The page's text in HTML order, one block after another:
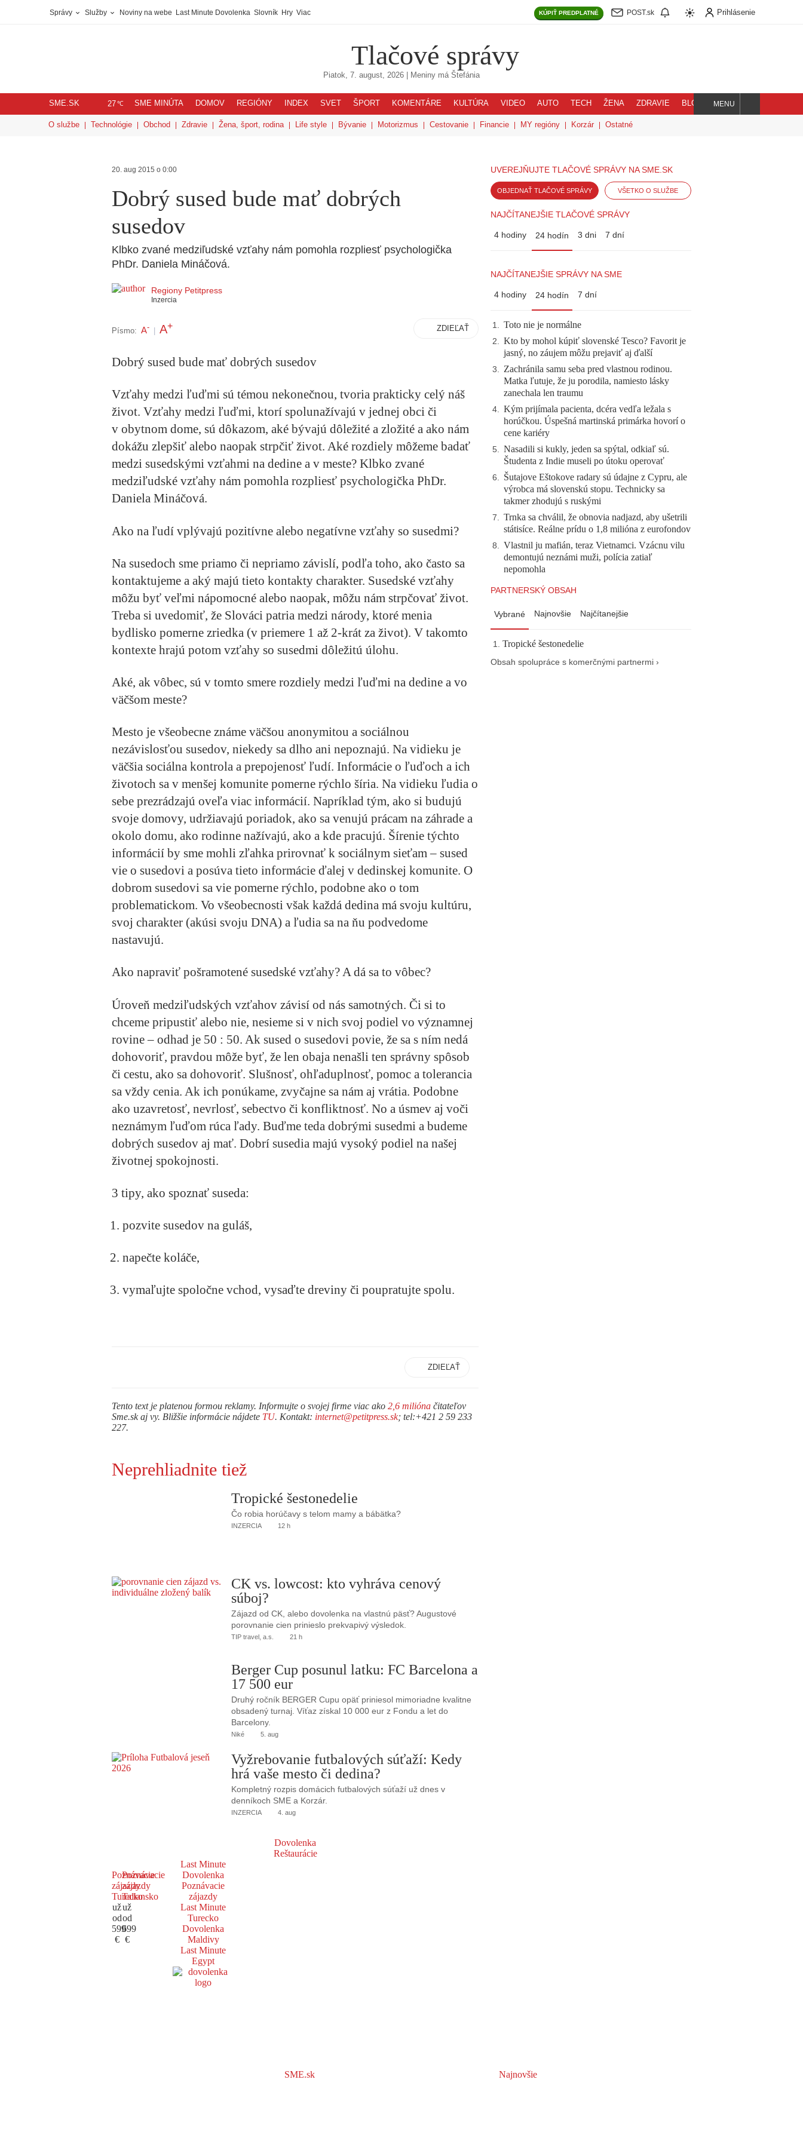
Správy Služby Noviny na webe Last Minute Dovolenka Slovník Hry Viac KÚPIŤ PREDPLATNÉ POST.sk Prihlásenie
Tlačové správy
Piatok, 7. august, 2026 | Meniny má Štefánia
SME.SK 27℃ SME MINÚTA DOMOV REGIÓNY INDEX SVET ŠPORT KOMENTÁRE KULTÚRA VIDEO AUTO TECH ŽENA ZDRAVIE BLOG
Hľadaj
MENU
O službe Technológie Obchod Zdravie Žena, šport, rodina Life style Bývanie Motorizmus Cestovanie Financie MY regióny Korzár Ostatné
20. aug 2015 o 0:00
Dobrý sused bude mať dobrých
susedov
Klbko zvané medziľudské vzťahy nám pomohla rozpliesť psychologička
PhDr. Daniela Mináčová.
Regiony Petitpress
Inzercia
Písmo: A- A+ ZDIEĽAŤ
Dobrý sused bude mať dobrých susedov
Vzťahy medzi ľuďmi sú témou nekonečnou, tvoria prakticky celý náš
život. Vzťahy medzi ľuďmi, ktorí spolunažívajú v jednej obci či
v obytnom dome, sú dôkazom, aké bývajú dôležité a zložité a ako nám
dokážu zlepšiť alebo naopak strpčiť život. Aké rozdiely môžeme badať
medzi susedskými vzťahmi na dedine a v meste? Klbko zvané
medziľudské vzťahy nám pomohla rozpliesť psychologička PhDr.
Daniela Mináčová.
Ako na ľudí vplývajú pozitívne alebo negatívne vzťahy so susedmi?
Na susedoch sme priamo či nepriamo závislí, podľa toho, ako často sa
kontaktujeme a aký majú tieto kontakty charakter. Susedské vzťahy
môžu byť veľmi nápomocné alebo naopak, môžu nám strpčovať život.
Treba si uvedomiť, že Slováci patria medzi národy, ktoré menia
bydlisko pomerne zriedka (v priemere 1 až 2-krát za život). V takomto
kontexte hrajú potom vzťahy so susedmi dôležitú úlohu.
Aké, ak vôbec, sú v tomto smere rozdiely medzi ľuďmi na dedine a vo
väčšom meste?
Mesto je všeobecne známe väčšou anonymitou a sociálnou
nezávislosťou susedov, niekedy sa dlho ani nepoznajú. Na vidieku je
väčšia sociálna kontrola a prepojenosť ľudí. Informácie o ľuďoch a ich
životoch sa v menšej komunite pomerne rýchlo šíria. Na vidieku ľudia o
sebe prezrádzajú oveľa viac informácií. Napríklad tým, ako si budujú
svoje domovy, udržiavajú poriadok, ako sa venujú prácam na záhrade a
okolo domu, ako rodinne nažívajú, ako a kde pracujú. Šírenie týchto
informácií by sme mohli zľahka prirovnať k sociálnym sieťam – sused
vie o susedovi a posúva tieto informácie ďalej v dedinskej komunite. O
dobrom susedovi sa vie pomerne rýchlo, podobne ako o tom
problematickom. Vo všeobecnosti však každá dedina má svoju kultúru,
svoj charakter (akúsi svoju DNA) a ľudia sa na ňu podvedome
nastavujú.
Ako napraviť pošramotené susedské vzťahy? A dá sa to vôbec?
Úroveň medziľudských vzťahov závisí od nás samotných. Či si to
chceme pripustiť alebo nie, nesieme si v nich svoj podiel vo významnej
rovine – odhad je 50 : 50. Ak sused o susedovi povie, že sa s ním nedá
dohovoriť, pravdou môže byť, že len obaja nenašli ten správny spôsob
či cestu, ako sa dohovoriť. Slušnosť, ohľaduplnosť, pomoc a tolerancia
sa vždy cenia. Ak ich ponúkame, zvyčajne sa nám aj vrátia. Podobne
ako uzavretosť, nevrlosť, sebectvo či konfliktnosť. No a úsmev aj voči
neznámym ľuďom rúca ľady. Buďme teda dobrými susedmi a budeme
dobrých susedov aj mať. Dobrí susedia majú vysoký podiel na našej
životnej spokojnosti.
3 tipy, ako spoznať suseda:
pozvite susedov na guláš,
napečte koláče,
vymaľujte spoločne vchod, vysaďte dreviny či poupratujte spolu.
ZDIEĽAŤ
Tento text je platenou formou reklamy. Informujte o svojej firme viac ako 2,6 milióna čitateľov
Sme.sk aj vy. Bližšie informácie nájdete TU. Kontakt: internet@petitpress.sk; tel:+421 2 59 233
227.
UVEREJŇUJTE TLAČOVÉ SPRÁVY NA SME.SK
OBJEDNAŤ TLAČOVÉ SPRÁVY VŠETKO O SLUŽBE
NAJČÍTANEJŠIE TLAČOVÉ SPRÁVY
4 hodiny 24 hodín 3 dni 7 dní
NAJČÍTANEJŠIE SPRÁVY NA SME
4 hodiny 24 hodín 7 dní
1. Toto nie je normálne
2. Kto by mohol kúpiť slovenské Tesco? Favorit je
jasný, no záujem môžu prejaviť aj ďalší
3. Zachránila samu seba pred vlastnou rodinou.
Matka ľutuje, že ju porodila, namiesto lásky
zanechala len traumu
4. Kým prijímala pacienta, dcéra vedľa ležala s
horúčkou. Úspešná martinská primárka hovorí o
cene kariéry
5. Nasadili si kukly, jeden sa spýtal, odkiaľ sú.
Študenta z Indie museli po útoku operovať
6. Šutajove Eštokove radary sú údajne z Cypru, ale
výrobca má slovenskú stopu. Technicky sa
takmer zhodujú s ruskými
7. Trnka sa chválil, že obnovia nadjazd, aby ušetrili
státisíce. Reálne prídu o 1,8 milióna z eurofondov
8. Vlastnil ju mafián, teraz Vietnamci. Vzácnu vilu
demontujú neznámi muži, polícia zatiaľ
nepomohla
PARTNERSKÝ OBSAH
Vybrané Najnovšie Najčítanejšie
Tropické šestonedelie
Obsah spolupráce s komerčnými partnermi ›
Neprehliadnite tiež
Tropické šestonedelie
Čo robia horúčavy s telom mamy a bábätka?
INZERCIA 12 h
CK vs. lowcost: kto vyhráva cenový
súboj?
Zájazd od CK, alebo dovolenka na vlastnú päsť? Augustové
porovnanie cien prinieslo prekvapivý výsledok.
TIP travel, a.s. 21 h
Berger Cup posunul latku: FC Barcelona a
17 500 eur
Druhý ročník BERGER Cupu opäť priniesol mimoriadne kvalitne
obsadený turnaj. Víťaz získal 10 000 eur z Fondu a let do
Barcelony.
Niké 5. aug
Vyžrebovanie futbalových súťaží: Kedy
hrá vaše mesto či dedina?
Kompletný rozpis domácich futbalových súťaží už dnes v
denníkoch SME a Korzár.
INZERCIA 4. aug
Dovolenka
Reštaurácie
Poznávacie
zájazdy
Turecko
už
od
599
€
Poznávacie
zájazdy
Taliansko
už
od
699
€
Last Minute
Dovolenka
Poznávacie
zájazdy
Last Minute
Turecko
Dovolenka
Maldivy
Last Minute
Egypt
SME.sk Najnovšie